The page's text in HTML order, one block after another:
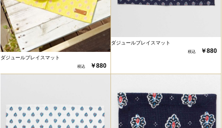
ダジュールプレイスマット
￥880
ダジュールプレイスマット
￥880